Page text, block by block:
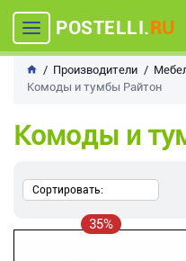
POSTELLI.RU
Производители
Комоды и тумбы Райтон
Комоды и
Сортировать:
35%